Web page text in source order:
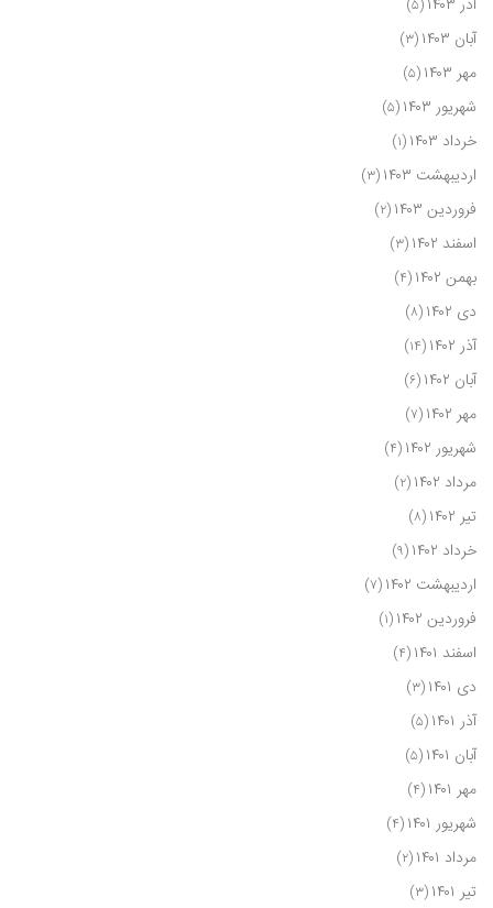
آذر ۱۴۰۳ (۵)
آبان ۱۴۰۳ (۳)
مهر ۱۴۰۳ (۵)
شهریور ۱۴۰۳ (۵)
خرداد ۱۴۰۳ (۱)
اردیبهشت ۱۴۰۳ (۳)
فروردین ۱۴۰۳ (۲)
اسفند ۱۴۰۲ (۳)
بهمن ۱۴۰۲ (۴)
دی ۱۴۰۲ (۸)
آذر ۱۴۰۲ (۱۴)
آبان ۱۴۰۲ (۶)
مهر ۱۴۰۲ (۷)
شهریور ۱۴۰۲ (۴)
مرداد ۱۴۰۲ (۲)
تیر ۱۴۰۲ (۸)
خرداد ۱۴۰۲ (۹)
اردیبهشت ۱۴۰۲ (۷)
فروردین ۱۴۰۲ (۱)
اسفند ۱۴۰۱ (۴)
دی ۱۴۰۱ (۳)
آذر ۱۴۰۱ (۵)
آبان ۱۴۰۱ (۵)
مهر ۱۴۰۱ (۴)
شهریور ۱۴۰۱ (۴)
مرداد ۱۴۰۱ (۲)
تیر ۱۴۰۱ (۳)